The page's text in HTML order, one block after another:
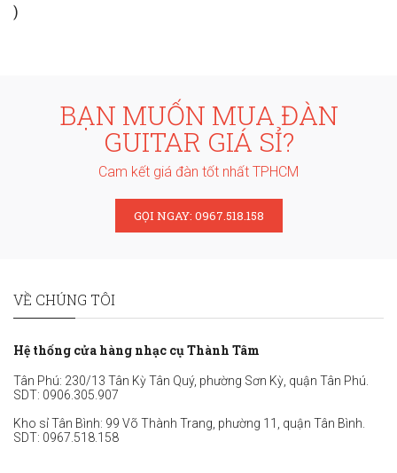
)
BẠN MUỐN MUA ĐÀN
GUITAR GIÁ SỈ?
Cam kết giá đàn tốt nhất TPHCM
GỌI NGAY: 0967.518.158
VỀ CHÚNG TÔI
Hệ thống cửa hàng nhạc cụ Thành Tâm
Tân Phú: 230/13 Tân Kỳ Tân Quý, phường Sơn Kỳ, quận Tân Phú.
SDT: 0906.305.907
Kho sỉ Tân Bình: 99 Võ Thành Trang, phường 11, quận Tân Bình.
SDT: 0967.518.158